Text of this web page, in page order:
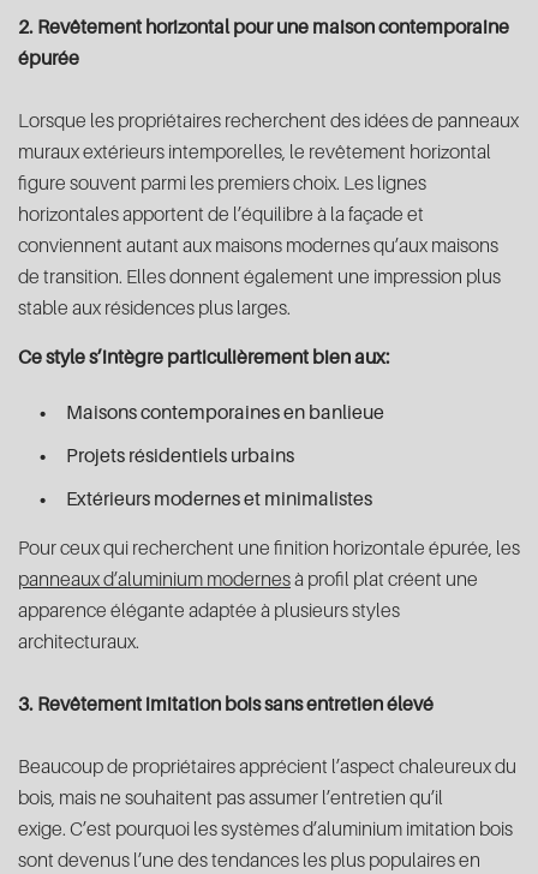
2. Revêtement horizontal pour une maison contemporaine
épurée
Lorsque les propriétaires recherchent des idées de panneaux
muraux extérieurs intemporelles, le revêtement horizontal
figure souvent parmi les premiers choix. Les lignes
horizontales apportent de l’équilibre à la façade et
conviennent autant aux maisons modernes qu’aux maisons
de transition. Elles donnent également une impression plus
stable aux résidences plus larges.
Ce style s’intègre particulièrement bien aux:
Maisons contemporaines en banlieue
Projets résidentiels urbains
Extérieurs modernes et minimalistes
Pour ceux qui recherchent une finition horizontale épurée, les
panneaux d’aluminium modernesà profil plat créent une
apparence élégante adaptée à plusieurs styles
architecturaux.
3. Revêtement imitation bois sans entretien élevé
Beaucoup de propriétaires apprécient l’aspect chaleureux du
bois, mais ne souhaitent pas assumer l’entretien qu’il
exige. C’est pourquoi les systèmes d’aluminium imitation bois
sont devenus l’une des tendances les plus populaires en